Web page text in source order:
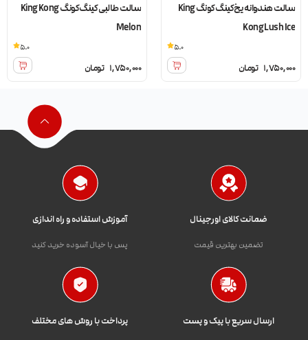
سالت هندوانه یخ کینگ کونگ King
Kong Lush Ice
1,750,000 تومان
5.0
سالت طالبی کینگ کونگ King Kong
Melon
1,750,000 تومان
5.0
ضمانت کالای اورجینال
تضمین بهترین قیمت
آموزش استفاده و راه اندازی
پس با خیال آسوده خرید کنید
ارسال سریع با پیک و پست پرداخت با روش های مختلف